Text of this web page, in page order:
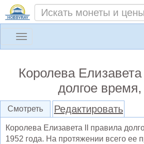
Toggle
Королева
долгое время,
Смотреть Редактировать
Королева Елизавета II правила
1952 года. На протяжении всего ее